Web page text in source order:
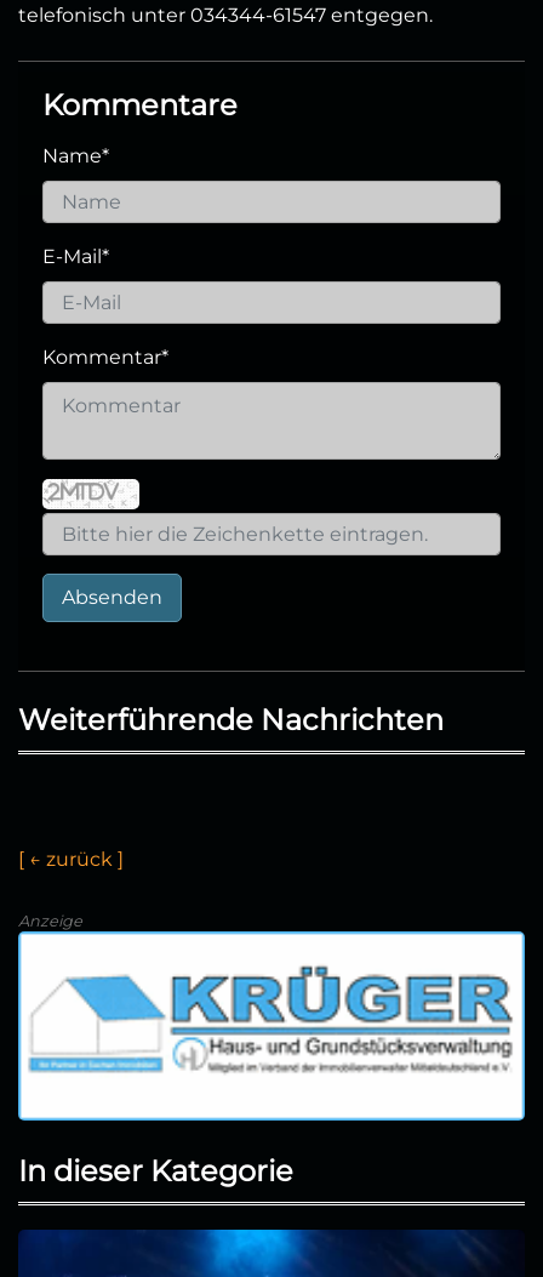
telefonisch unter 034344-61547 entgegen.
Kommentare
Name*
E-Mail *
Kommentar*
Absenden
Weiterführende Nachrichten
[ ← zurück ]
Anzeige
In dieser Kategorie